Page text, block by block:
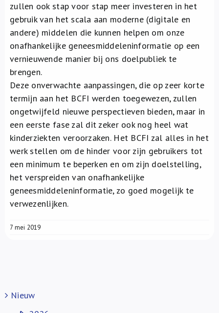
zullen ook stap voor stap meer investeren in het
gebruik van het scala aan moderne (digitale en
andere) middelen die kunnen helpen om onze
onafhankelijke geneesmiddeleninformatie op een
vernieuwende manier bij ons doelpubliek te
brengen.
Deze onverwachte aanpassingen, die op zeer korte
termijn aan het BCFI werden toegewezen, zullen
ongetwijfeld nieuwe perspectieven bieden, maar in
een eerste fase zal dit zeker ook nog heel wat
kinderziekten veroorzaken. Het BCFI zal alles in het
werk stellen om de hinder voor zijn gebruikers tot
een minimum te beperken en om zijn doelstelling,
het verspreiden van onafhankelijke
geneesmiddeleninformatie, zo goed mogelijk te
verwezenlijken.
7 mei 2019
Nieuw